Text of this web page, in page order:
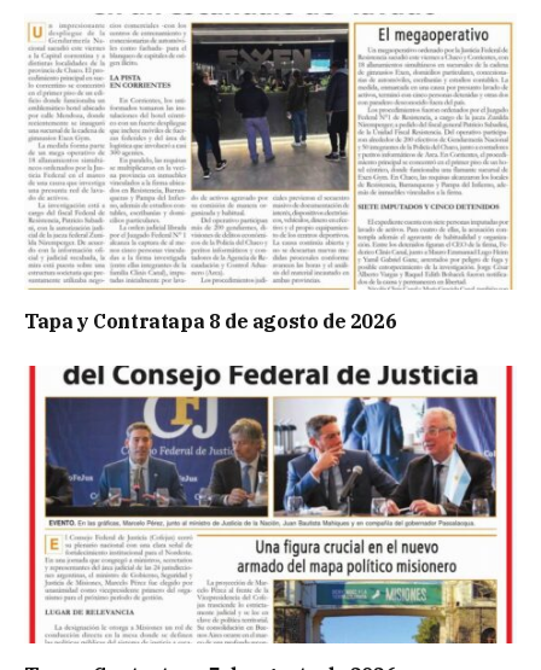
Tapa y Contratapa 8 de agosto de 2026